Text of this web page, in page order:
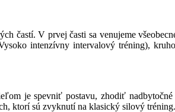
častí. V prvej časti sa venujeme
intenzívny intervalový tréning),
je spevniť postavu, zhodiť
ktorí sú zvyknutí na klasický silový tréning.